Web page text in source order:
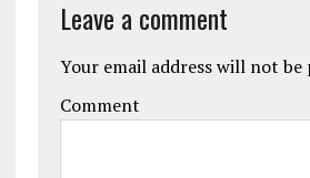
Leave a comment
Your email address will not be
Comment